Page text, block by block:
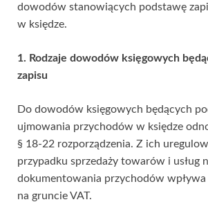
dowodów stanowiących podstawę
w księdze.
1. Rodzaje dowodów księgowych
zapisu
Do dowodów księgowych będących
ujmowania przychodów w księdze
§ 18-22 rozporządzenia. Z ich
przypadku sprzedaży towarów i usług
dokumentowania przychodów
na gruncie VAT.